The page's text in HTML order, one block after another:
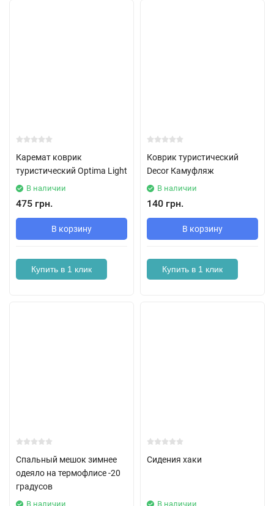
Каремат коврик
туристический Optima Light
В наличии
475 грн.
В корзину
Купить в 1 клик
Коврик туристический
Decor Камуфляж
В наличии
140 грн.
В корзину
Купить в 1 клик
Спальный мешок зимнее
одеяло на термофлисе -20
градусов
В наличии
Сидения хаки
В наличии